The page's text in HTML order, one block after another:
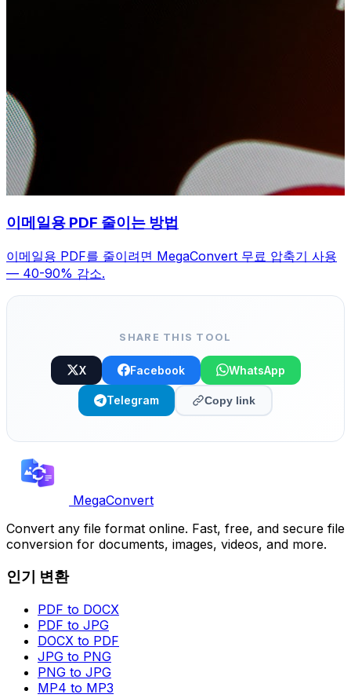
이메일용 PDF 줄이는 방법
이메일용 PDF를 줄이려면 MegaConvert 무료 압축기 사용
— 40-90% 감소.
SHARE THIS TOOL
X Facebook WhatsApp
Telegram Copy link
MegaConvert
Convert any file format online. Fast, free, and secure file
conversion for documents, images, videos, and more.
인기 변환
PDF to DOCX
PDF to JPG
DOCX to PDF
JPG to PNG
PNG to JPG
MP4 to MP3